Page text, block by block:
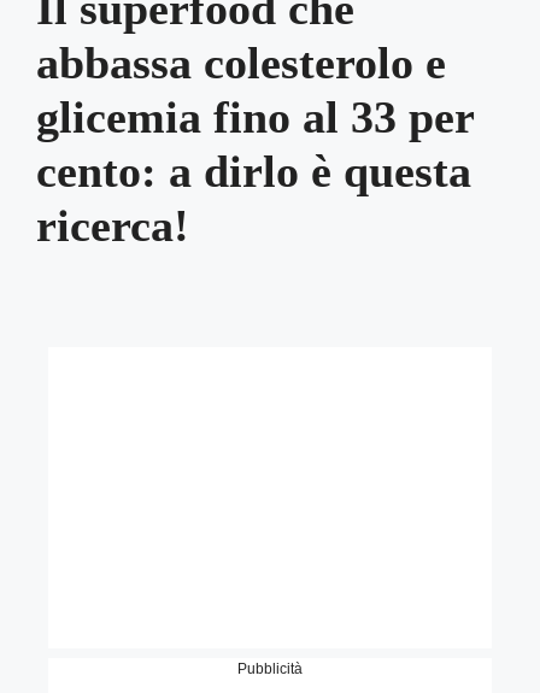
abbassa colesterolo e
glicemia fino al 33 per
cento: a dirlo è questa
ricerca!
Pubblicità